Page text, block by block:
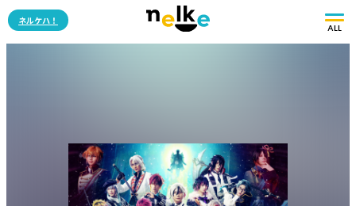
ネルケハ！
ALL